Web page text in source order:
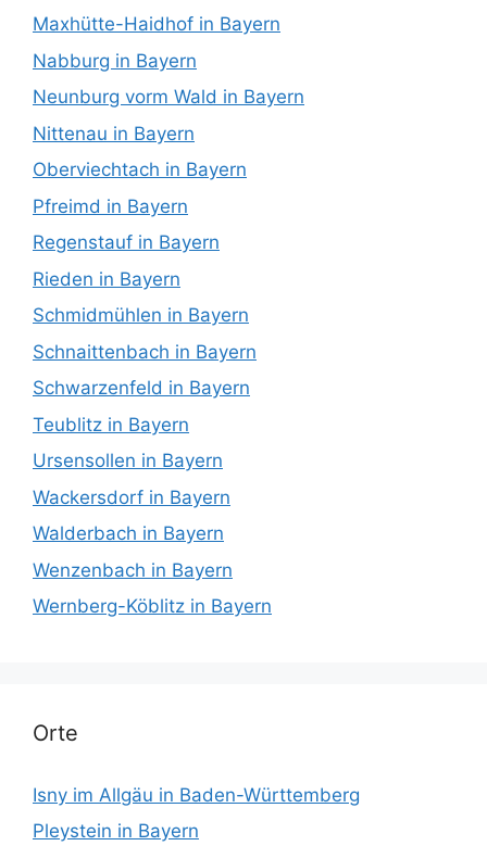
Maxhütte-Haidhof in Bayern
Nabburg in Bayern
Neunburg vorm Wald in Bayern
Nittenau in Bayern
Oberviechtach in Bayern
Pfreimd in Bayern
Regenstauf in Bayern
Rieden in Bayern
Schmidmühlen in Bayern
Schnaittenbach in Bayern
Schwarzenfeld in Bayern
Teublitz in Bayern
Ursensollen in Bayern
Wackersdorf in Bayern
Walderbach in Bayern
Wenzenbach in Bayern
Wernberg-Köblitz in Bayern
Orte
Isny im Allgäu in Baden-Württemberg
Pleystein in Bayern